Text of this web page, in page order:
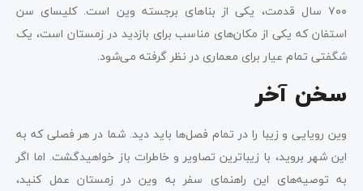
۷۰۰ سال قدمت، یکی از بناهای برجسته وین است. کلیسای سن
استفان که یکی از مکان‌های مناسب برای بازدید در زمستان است، یک
شگفتی تمام عیار برای معماری در نظر گرفته می‌شود.
سخن آخر
وین رویایی و زیبا را در تمام فصل‌ها باید دید. شما در هر فصلی که به
این شهر بروید، با زیباترین تصاویر و خاطرات باز ‌خواهید‌گشت. اما اگر
به توصیه‌های این راهنمای سفر به وین در زمستان عمل کنید،